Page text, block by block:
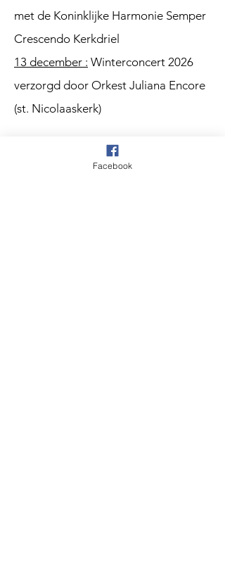
met de Koninklijke Harmonie Semper
Crescendo Kerkdriel
13 december : Winterconcert 2026
verzorgd door Orkest Juliana Encore
(st. Nicolaaskerk)
10 april: Hollandse Avond
Facebook